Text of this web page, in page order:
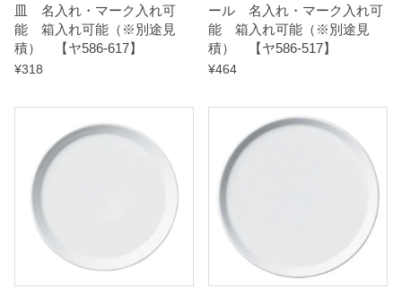
皿 名入れ・マーク入れ可
能 箱入れ可能（※別途見
積） 【ヤ586-617】
¥318
ール 名入れ・マーク入れ可
能 箱入れ可能（※別途見
積） 【ヤ586-517】
¥464